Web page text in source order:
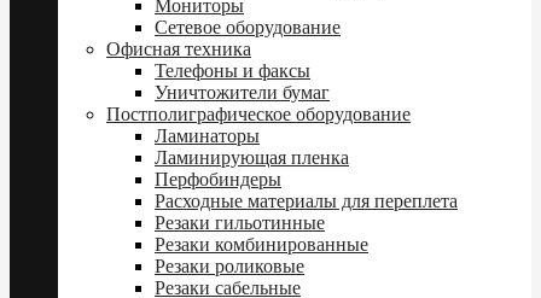
Мониторы
Сетевое оборудование
Офисная техника
Телефоны и факсы
Уничтожители бумаг
Постполиграфическое оборудование
Ламинаторы
Ламинирующая пленка
Перфобиндеры
Расходные материалы для переплета
Резаки гильотинные
Резаки комбинированные
Резаки роликовые
Резаки сабельные